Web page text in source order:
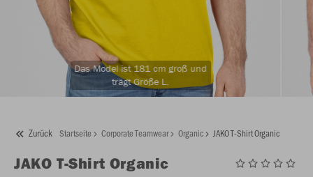
Das Model ist 181 cm groß und
trägt Größe L.
Zurück Startseite Corporate Teamwear Organic JAKO T-Shirt Organic
JAKO T-Shirt Organic